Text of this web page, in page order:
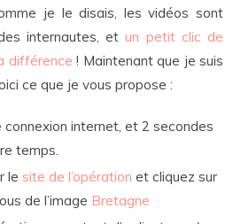
je le disais, les vidéos sont
internautes, etun petit clic de
différence ! Maintenant que je suis
ce que je vous propose :
connexion internet, et 2 secondes
temps.
le site de l’opération et cliquez sur
de l’image Bretagne